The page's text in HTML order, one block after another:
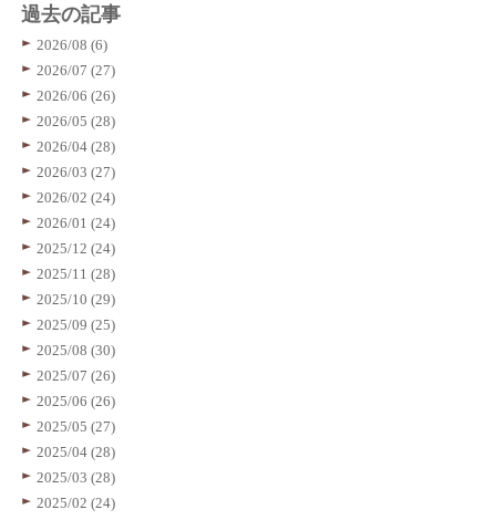
過去の記事
2026/08 (6)
2026/07 (27)
2026/06 (26)
2026/05 (28)
2026/04 (28)
2026/03 (27)
2026/02 (24)
2026/01 (24)
2025/12 (24)
2025/11 (28)
2025/10 (29)
2025/09 (25)
2025/08 (30)
2025/07 (26)
2025/06 (26)
2025/05 (27)
2025/04 (28)
2025/03 (28)
2025/02 (24)